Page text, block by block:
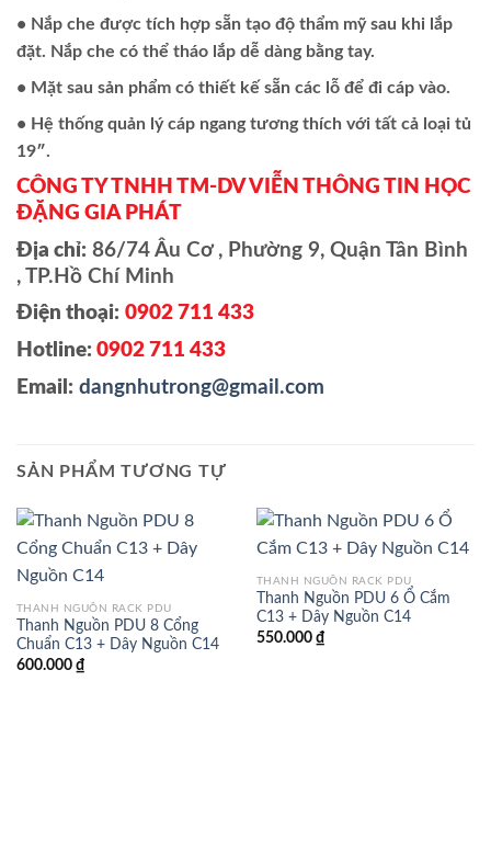
• Nắp che được tích hợp sẵn tạo độ thẩm mỹ sau khi lắp
đặt. Nắp che có thể tháo lắp dễ dàng bằng tay.
• Mặt sau sản phẩm có thiết kế sẵn các lỗ để đi cáp vào.
• Hệ thống quản lý cáp ngang tương thích với tất cả loại tủ
19″.
CÔNG TY TNHH TM-DV VIỄN THÔNG TIN HỌC
ĐẶNG GIA PHÁT
Địa chỉ: 86/74 Âu Cơ , Phường 9, Quận Tân Bình
, TP.Hồ Chí Minh
Điện thoại: 0902 711 433
Hotline: 0902 711 433
Email: dangnhutrong@gmail.com
SẢN PHẨM TƯƠNG TỰ
THANH NGUỒN RACK PDU
Thanh Nguồn PDU 8 Cổng
Chuẩn C13 + Dây Nguồn C14
600.000 ₫
THANH NGUỒN RACK PDU
Thanh Nguồn PDU 6 Ổ Cắm
C13 + Dây Nguồn C14
550.000 ₫